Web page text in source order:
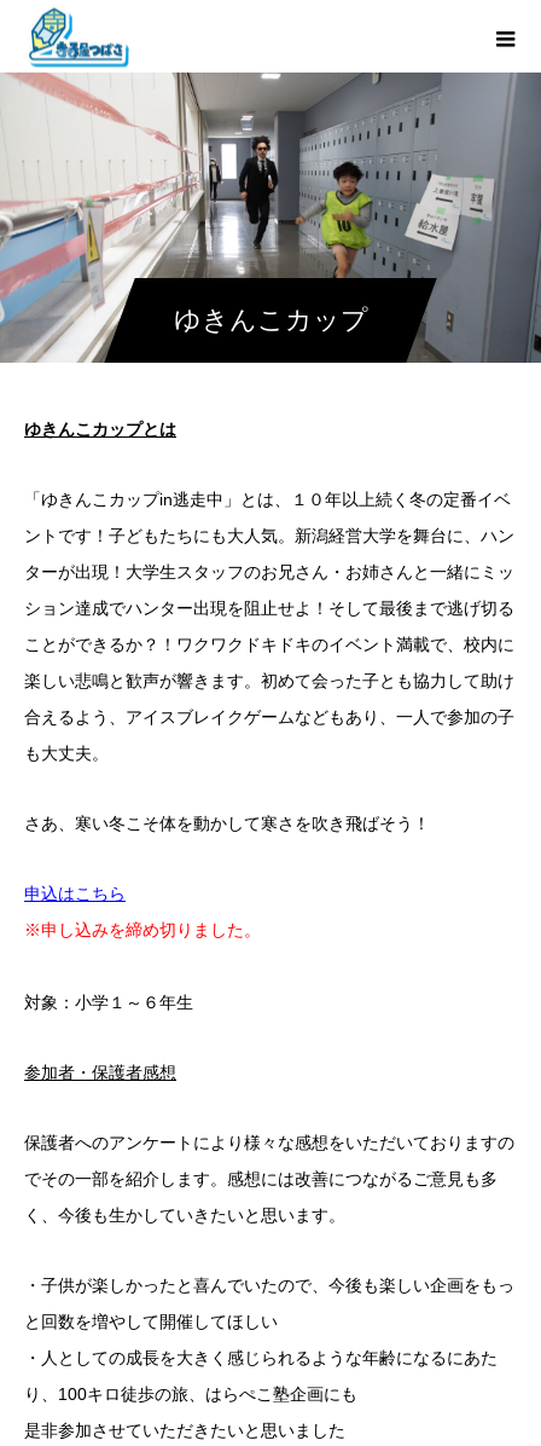
ゆきんこカップ
ゆきんこカップとは
「ゆきんこカップin逃走中」とは、１０年以上続く冬の定番イベ
ントです！子どもたちにも大人気。新潟経営大学を舞台に、ハン
ターが出現！大学生スタッフのお兄さん・お姉さんと一緒にミッ
ション達成でハンター出現を阻止せよ！そして最後まで逃げ切る
ことができるか？！ワクワクドキドキのイベント満載で、校内に
楽しい悲鳴と歓声が響きます。初めて会った子とも協力して助け
合えるよう、アイスブレイクゲームなどもあり、一人で参加の子
も大丈夫。
さあ、寒い冬こそ体を動かして寒さを吹き飛ばそう！
申込はこちら
※申し込みを締め切りました。
対象：小学１～６年生
参加者・保護者感想
保護者へのアンケートにより様々な感想をいただいておりますの
でその一部を紹介します。感想には改善につながるご意見も多
く、今後も生かしていきたいと思います。
・子供が楽しかったと喜んでいたので、今後も楽しい企画をもっ
と回数を増やして開催してほしい
・人としての成長を大きく感じられるような年齢になるにあた
り、100キロ徒歩の旅、はらぺこ塾企画にも
是非参加させていただきたいと思いました